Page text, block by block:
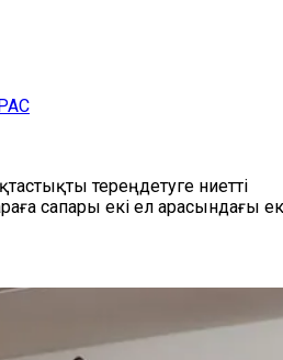
тереңдетуге ниетті
сапары екі ел арасындағы